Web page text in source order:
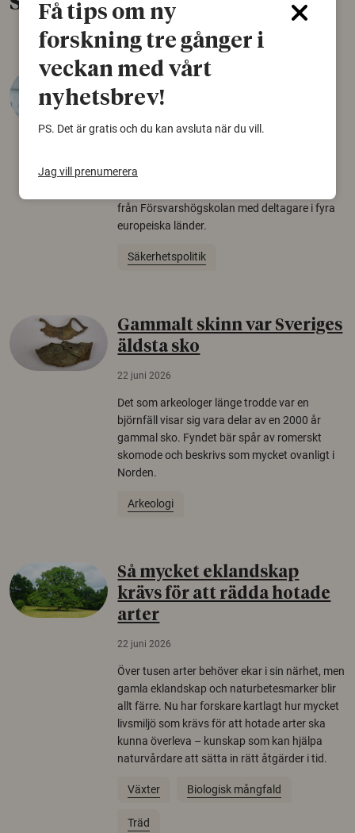
Varför tror vissa på rysk
desinformation?
30 juli 2026
konspirationsteorier är ofta mer mottagliga
från Försvarshögskolan med deltagare i fyra
europeiska länder.
Säkerhetspolitik
Gammalt skinn var Sveriges
äldsta sko
22 juni 2026
Det som arkeologer länge trodde var en
björnfäll visar sig vara delar av en 2000 år
gammal sko. Fyndet bär spår av romerskt
skomode och beskrivs som mycket ovanligt i
Norden.
Arkeologi
Så mycket eklandskap
krävs för att rädda hotade
arter
22 juni 2026
Över tusen arter behöver ekar i sin närhet, men
gamla eklandskap och naturbetesmarker blir
allt färre. Nu har forskare kartlagt hur mycket
livsmiljö som krävs för att hotade arter ska
kunna överleva – kunskap som kan hjälpa
naturvårdare att sätta in rätt åtgärder i tid.
Växter Biologisk mångfald
Träd
Få tips om ny
forskning tre gånger i
veckan med vårt
nyhetsbrev!
PS. Det är gratis och du kan avsluta när du vill.
Jag vill prenumerera